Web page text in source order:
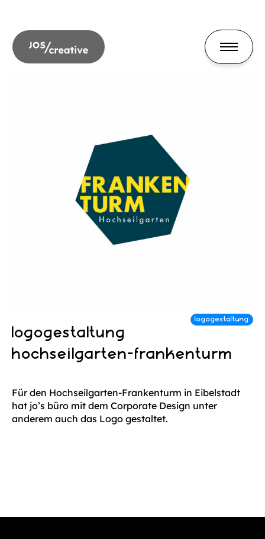
logogestaltung
hochseilgarten-frankenturm
Für den Hochseilgarten-Frankenturm in Eibelstadt
hat jo’s büro mit dem Corporate Design unter
anderem auch das Logo gestaltet.